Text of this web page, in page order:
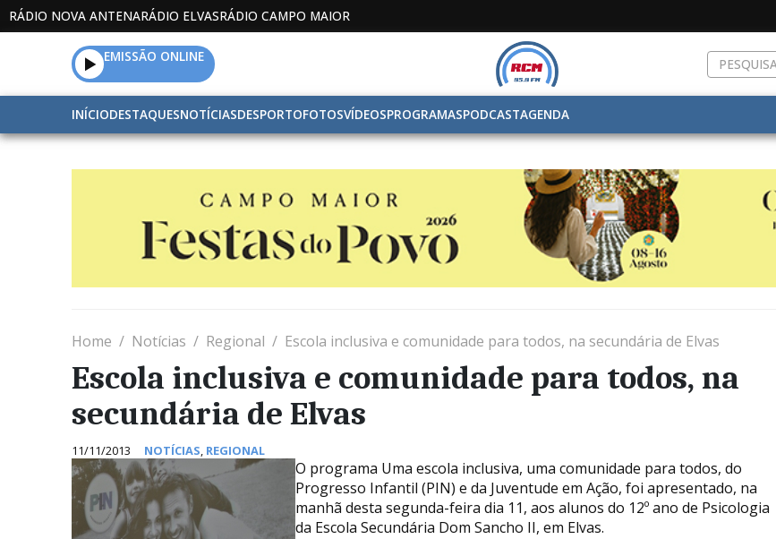
RÁDIO NOVA ANTENARÁDIO ELVASRÁDIO CAMPO MAIOR
EMISSÃO ONLINE
INÍCIODESTAQUESNOTÍCIASDESPORTOFOTOSVÍDEOSPROGRAMASPODCASTAGENDA
Home Notícias Regional Escola inclusiva e comunidade para todos, na secundária de Elvas
Escola inclusiva e comunidade para todos, na
secundária de Elvas
11/11/2013 NOTÍCIAS, REGIONAL
O programa Uma escola inclusiva, uma comunidade para todos, do
Progresso Infantil (PIN) e da Juventude em Ação, foi apresentado, na
manhã desta segunda-feira dia 11, aos alunos do 12º ano de Psicologia
da Escola Secundária Dom Sancho II, em Elvas.